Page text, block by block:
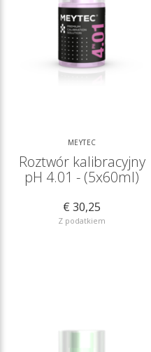
MEYTEC
Roztwór kalibracyjny
pH 4.01 - (5x60ml)
€ 30,25
Z podatkiem